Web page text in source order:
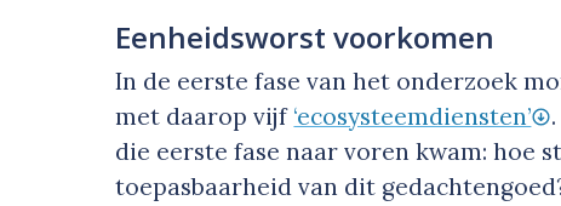
Eenheidsworst voorkomen
In de eerste fase van het onderzoek
met daarop vijf ‘ecosysteemdiensten’
die eerste fase naar voren kwam: hoe
toepasbaarheid van dit